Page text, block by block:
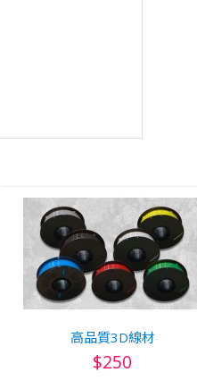
高品質3D線材
$250